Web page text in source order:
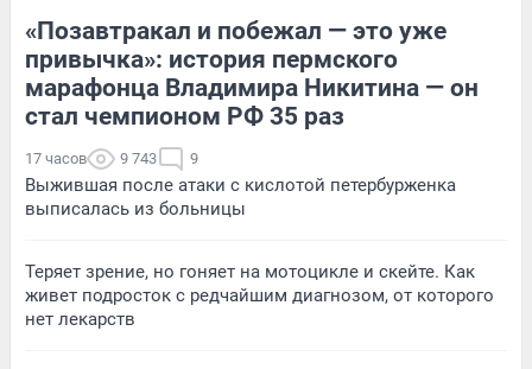
«Позавтракал и побежал — это уже
привычка»: история пермского
марафонца Владимира Никитина — он
стал чемпионом РФ 35 раз
17 часов 9 743 9
Выжившая после атаки с кислотой петербурженка
выписалась из больницы
Теряет зрение, но гоняет на мотоцикле и скейте. Как
живет подросток с редчайшим диагнозом, от которого
нет лекарств